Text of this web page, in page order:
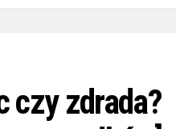
czy zdrada?